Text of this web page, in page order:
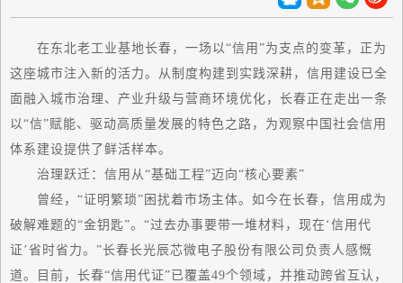
在东北老工业基地长春，一场以“信用”为支点的变革，正为
这座城市注入新的活力。从制度构建到实践深耕，信用建设已全
面融入城市治理、产业升级与营商环境优化，长春正在走出一条
以“信”赋能、驱动高质量发展的特色之路，为观察中国社会信用
体系建设提供了鲜活样本。
治理跃迁：信用从“基础工程”迈向“核心要素”
曾经，“证明繁琐”困扰着市场主体。如今在长春，信用成为
破解难题的“金钥匙”。“过去办事要带一堆材料，现在‘信用代
证’省时省力。”长春长光辰芯微电子股份有限公司负责人感慨
道。目前，长春“信用代证”已覆盖49个领域，并推动跨省互认，